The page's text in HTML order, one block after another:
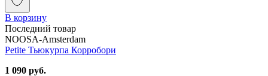
В корзину
Последний товар
NOOSA-Amsterdam
Petite Тьюкурпа Корробори
1 090 руб.